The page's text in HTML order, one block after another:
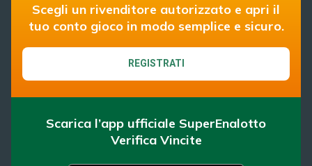
Scegli un rivenditore autorizzato e apri il
tuo conto gioco in modo semplice e sicuro.
REGISTRATI
Scarica l’app ufficiale SuperEnalotto
Verifica Vincite